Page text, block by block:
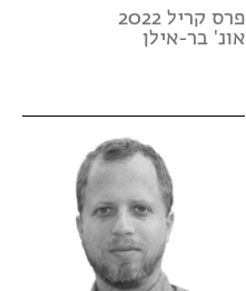
פרס קריל 2022
אונ' בר-אילן